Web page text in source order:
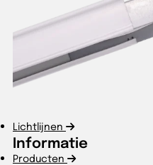
Lichtlijnen
Informatie
Producten